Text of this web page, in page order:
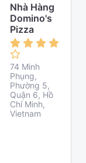
Nhà Hàng
Domino's
Pizza
74 Minh
Phụng,
Phường 5,
Quận 6, Hồ
Chí Minh,
Vietnam